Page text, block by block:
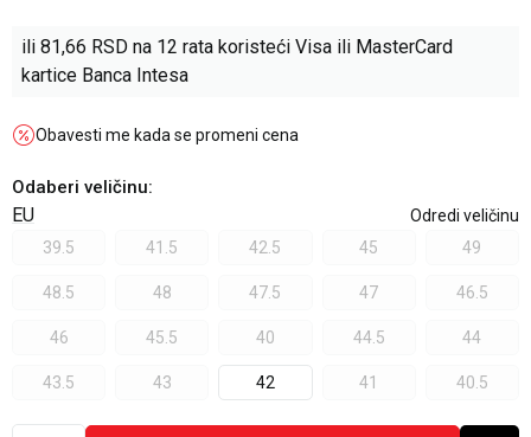
ili 81,66 RSD na 12 rata koristeći Visa ili MasterCard
kartice Banca Intesa
Obavesti me kada se promeni cena
Odaberi veličinu:
EU
Odredi veličinu
39.5
41.5 42.5 45 49
48.5 48 47.5 47 46.5
46 45.5 40 44.5 44
43.5 43 42 41 40.5